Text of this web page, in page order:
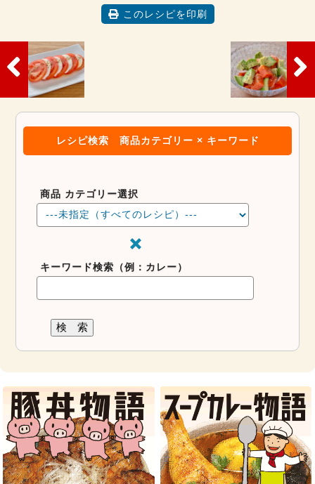
このレシピを印刷
レシピ検索 商品カテゴリー × キーワード
商品 カテゴリー選択
キーワード検索（例：カレー）